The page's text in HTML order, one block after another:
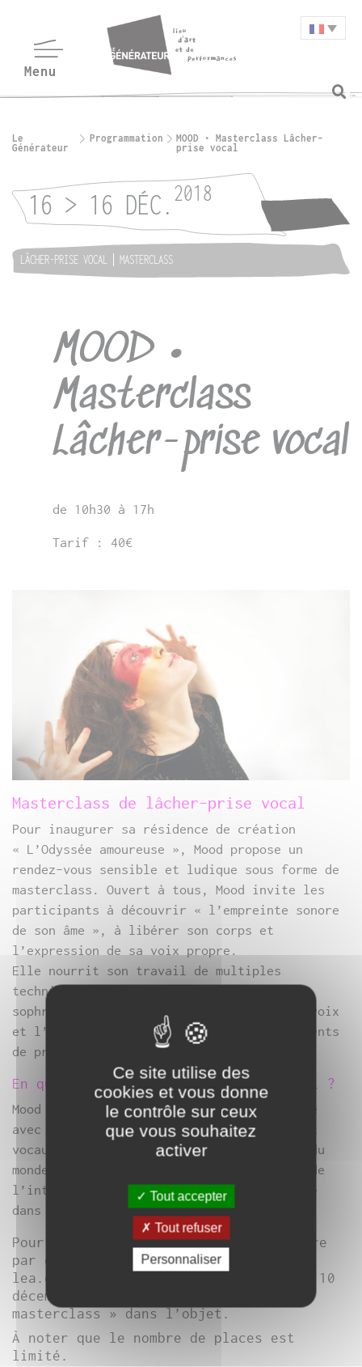
Le
Générateur
Programmation
MOOD • Masterclass Lâcher-
prise vocal
16 > 16 DÉC. 2018
LÂCHER-PRISE VOCAL MASTERCLASS
MOOD •
Masterclass
Lâcher-prise vocal
de 10h30 à 17h
Tarif : 40€
Masterclass de lâcher-prise vocal
Pour inaugurer sa résidence de création
« L’Odyssée amoureuse », Mood propose un
rendez-vous sensible et ludique sous forme de
masterclass. Ouvert à tous, Mood invite les
participants à découvrir « l’empreinte sonore
de son âme », à libérer son corps et
l’expression de sa voix propre.
Elle nourrit son travail de multiples
techniques dont la méditation et la
sophrologie. Musicienne et chanteuse, la voix
et l’harmonium indien restent ses instruments
de prédilection.
En quoi consiste le lâcher prise vocal ?
Mood crée un espace propice à la rencontre
avec soi-même en proposant différents jeux
vocaux : du souffle au chant, des chants du
monde à l’improvisation vocale ou encore de
l’introduction du mouvement dansé spontané
dans la pratique du chant.
Pour participer, merci de vous inscrire
par e-mail à :
lea.egrelon@legenerateur.com avant le 10
décembre en précisant « mood
masterclass » dans l’objet.
À noter que le nombre de places est
limité.
Ce site utilise des
cookies et vous donne
le contrôle sur ceux
que vous souhaitez
activer
Tout accepter
Tout refuser
Personnaliser